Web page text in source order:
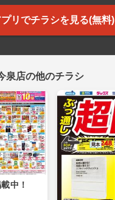
プリでチラシを見る(無料)
泉店の他のチラシ
中！